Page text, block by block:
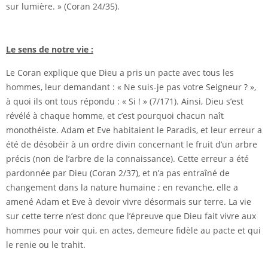
sur lumière. » (Coran 24/35).
Le sens de notre vie :
Le Coran explique que Dieu a pris un pacte avec tous les
hommes, leur demandant : « Ne suis-je pas votre Seigneur ? »,
à quoi ils ont tous répondu : « Si ! » (7/171). Ainsi, Dieu s’est
révélé à chaque homme, et c’est pourquoi chacun naît
monothéiste. Adam et Eve habitaient le Paradis, et leur erreur a
été de désobéir à un ordre divin concernant le fruit d’un arbre
précis (non de l’arbre de la connaissance). Cette erreur a été
pardonnée par Dieu (Coran 2/37), et n’a pas entraîné de
changement dans la nature humaine ; en revanche, elle a
amené Adam et Eve à devoir vivre désormais sur terre. La vie
sur cette terre n’est donc que l’épreuve que Dieu fait vivre aux
hommes pour voir qui, en actes, demeure fidèle au pacte et qui
le renie ou le trahit.